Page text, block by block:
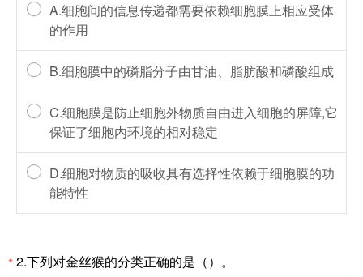
A.细胞间的信息传递都需要依赖细胞膜上相应受体
的作用
B.细胞膜中的磷脂分子由甘油、脂肪酸和磷酸组成
C.细胞膜是防止细胞外物质自由进入细胞的屏障,它
保证了细胞内环境的相对稳定
D.细胞对物质的吸收具有选择性依赖于细胞膜的功
能特性
*2.下列对金丝猴的分类正确的是（）。